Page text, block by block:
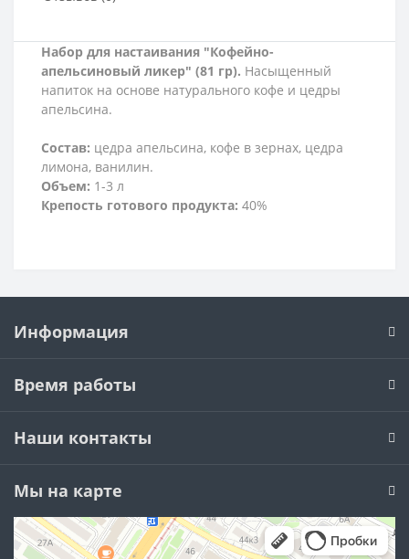
Набор для настаивания "Кофейно-
апельсиновый ликер" (81 гр). Насыщенный
напиток на основе натурального кофе и цедры
апельсина.
Состав: цедра апельсина, кофе в зернах, цедра
лимона, ванилин.
Объем: 1-3 л
Крепость готового продукта: 40%
Информация
Время работы
Наши контакты
Мы на карте